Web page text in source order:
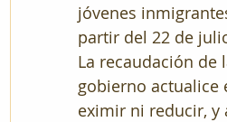
jóvenes
partir del 22 de
La recaudación de
gobierno actualice
eximir ni reducir, y